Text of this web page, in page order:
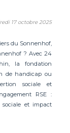
17 octobre 2025
du Sonnenhof,
? Avec 24
la fondation
de handicap ou
sociale et
RSE :
sociale et impact